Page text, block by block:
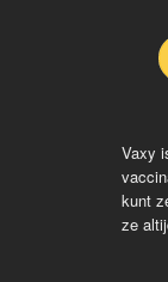
Vaxy
kunt
ze